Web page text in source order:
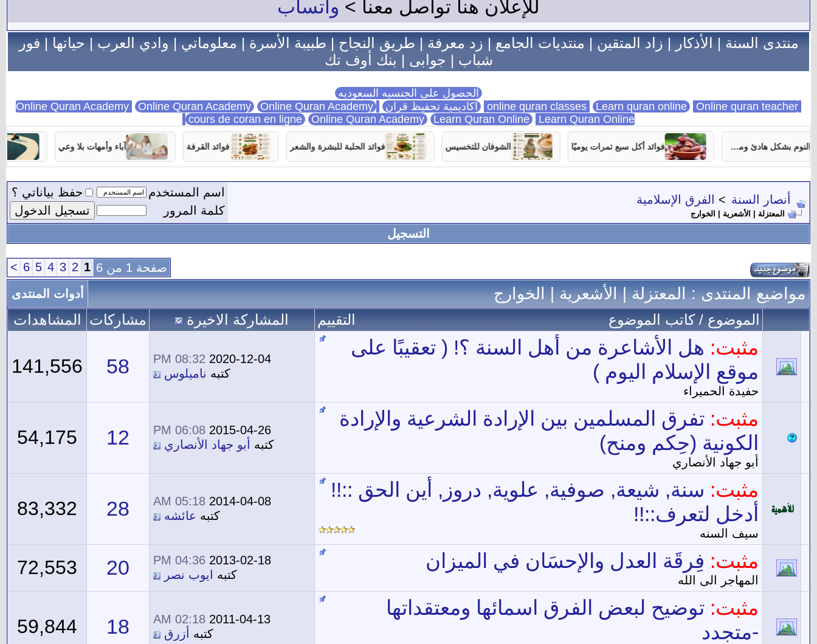
للإعلان هنا تواصل معنا > واتساب
منتدى السنة|الأذكار|زاد المتقين|منتديات الجامع|زد معرفة|طريق النجاح|طبيبة الأسرة|معلوماتي|وادي العرب|حياتها|فور
شباب | جوابى | بنك أوف تك
الحصول على الجنسيه السعوديه
Learn quran online Online quran teacher اكاديمية تحفيظ قران Online Quran Academy Online Quran Academy
cours de coran en ligne Online Quran Academy Learn Quran Online Learn Quran Online
تربية آباء وأمهات بلا وعي فوائد القرفة فوائد الحلبة للبشرة والشعر الشوفان للتخسيس فوائد أكل سبع تمرات يوميًا 7 نصائح تساعدك على النوم بشكل هادئ ومستمر
أنصار السنة > الفرق الإسلامية
المعتزلة | الأشعرية | الخوارج
اسم المستخدم
حفظ بياناتي ؟
كلمة المرور
التسجيل
صفحة 1 من 6 1
2
3
4
5
6
>
مواضيع المنتدى: المعتزلة | الأشعرية | الخوارج أدوات المنتدى
التقييم الموضوع/كاتب الموضوع المشاركة الاخيرة مشاركات المشاهدات
مثبت: هل الأشاعرة من أهل السنة ؟! ( تعقيبًا على
موقع الإسلام اليوم )
حفيدة الحميراء
2020-12-04
08:32 PM
كتبه ناميلوس 58
141,556
مثبت: تفرق المسلمين بين الإرادة الشرعية والإرادة
الكونية (حِكم ومنح)
أبو جهاد الأنصاري
2015-04-26
06:08 PM
كتبه
أبو جهاد الأنصاري 12
54,175
مثبت: سنة, شيعة, صوفية, علوية, دروز, أين الحق ::!!
أدخل لتعرف::!!
سيف السنه
2014-04-08
05:18 AM
كتبه عائشه 28
83,332
مثبت: فِرقَة العدل والإحسَان في الميزان
المهاجر الى الله
2013-02-18
04:36 PM
كتبه
ايوب نصر 20
72,553
مثبت: توضيح لبعض الفرق اسمائها ومعتقداتها
-متجدد
2011-04-13
02:18 AM
كتبه
أزرق 18
59,844